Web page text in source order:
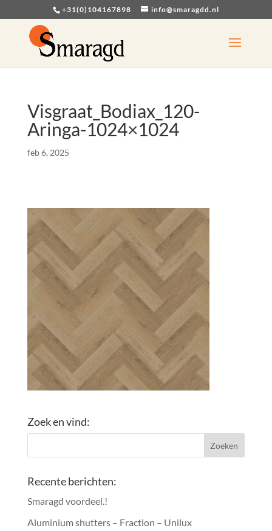
+31(0)104167898 info@smaragdd.nl
Visgraat_Bodiax_120-
Aringa-1024×1024
feb 6, 2025
Zoek en vind:
Recente berichten:
Smaragd voordeel.!
Aluminium shutters – Fraction – Unilux